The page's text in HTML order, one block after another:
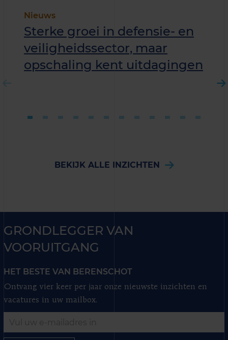
Nieuws
Sterke groei in defensie- en
veiligheidssector, maar
opschaling kent uitdagingen
BEKIJK ALLE INZICHTEN
GRONDLEGGER VAN
VOORUITGANG
HET BESTE VAN BERENSCHOT
Ontvang vier keer per jaar onze nieuwste inzichten en
vacatures in uw mailbox.